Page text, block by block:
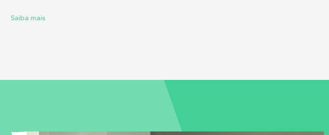
Saiba mais